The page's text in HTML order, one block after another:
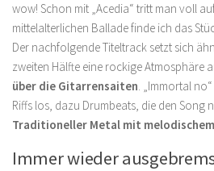
wow! Schon mit „Acedia“ tritt man voll
mittelalterlichen Ballade finde ich das
Der nachfolgende Titeltrack setzt sich
zweiten Hälfte eine rockige Atmosphäre
über die Gitarrensaiten. „Immortal
Riffs los, dazu Drumbeats, die den Song
Traditioneller Metal mit
Immer wieder